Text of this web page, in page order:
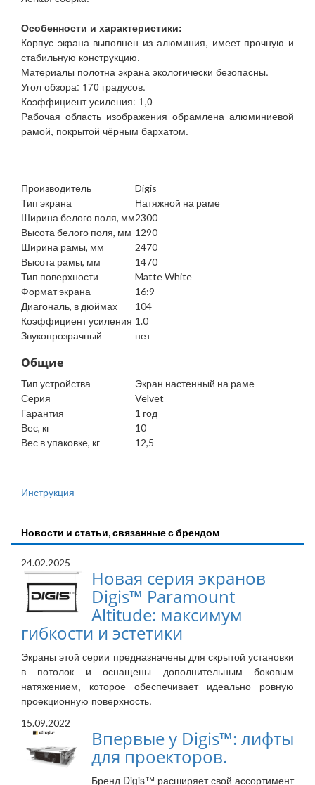
Особенности и характеристики:
Корпус экрана выполнен из алюминия, имеет прочную и
стабильную конструкцию.
Материалы полотна экрана экологически безопасны.
Угол обзора: 170 градусов.
Коэффициент усиления: 1,0
Рабочая область изображения обрамлена алюминиевой
рамой, покрытой чёрным бархатом.
Производитель
Digis
Тип экрана
Натяжной на раме
Ширина белого поля, мм2300
Высота белого поля, мм 1290
Ширина рамы, мм
2470
Высота рамы, мм
1470
Тип поверхности
Matte White
Формат экрана
16:9
Диагональ, в дюймах
104
Коэффициент усиления 1.0
Звукопрозрачный
нет
Общие
Тип устройства
Экран настенный на раме
Серия
Velvet
Гарантия
1 год
Вес, кг
10
Вес в упаковке, кг
12,5
Инструкция
Новости и статьи, связанные с брендом
24.02.2025
Новая серия экранов
Digis™ Paramount
Altitude: максимум
гибкости и эстетики
Экраны этой серии предназначены для скрытой установки
в потолок и оснащены дополнительным боковым
натяжением, которое обеспечивает идеально ровную
проекционную поверхность.
15.09.2022
Впервые у Digis™: лифты
для проекторов.
Бренд Digis™ расширяет свой ассортимент